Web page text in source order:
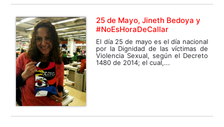
25 de Mayo, Jineth Bedoya y
#NoEsHoraDeCallar
El día 25 de mayo es el día nacional
por la Dignidad de las víctimas de
Violencia Sexual, según el Decreto
1480 de 2014; el cual,...